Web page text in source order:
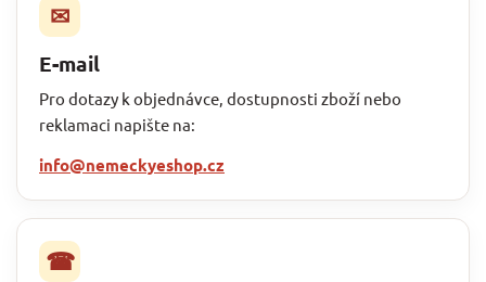
✉
E-mail
Pro dotazy k objednávce, dostupnosti zboží nebo
reklamaci napište na:
info@nemeckyeshop.cz
☎